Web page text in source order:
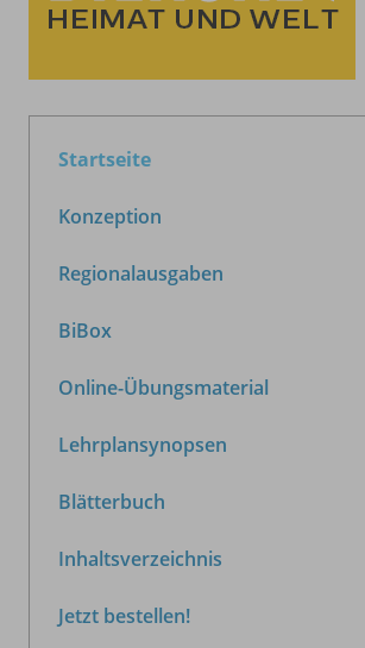
Startseite
Konzeption
Regionalausgaben
BiBox
Online-Übungsmaterial
Lehrplansynopsen
Blätterbuch
Inhaltsverzeichnis
Jetzt bestellen!